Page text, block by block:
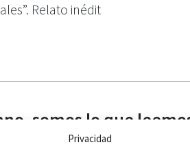
Privacidad
Relato inédit
somos lo que